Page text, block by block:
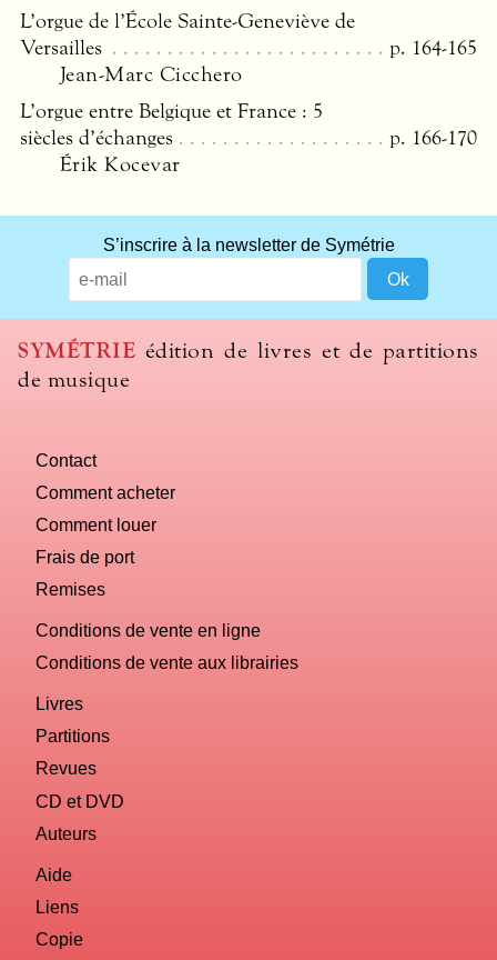
L’orgue de l’École Sainte-Geneviève de
Versailles
p. 164-165
Jean-Marc Cicchero
L’orgue entre Belgique et France : 5
siècles d’échanges
p. 166-170
Érik Kocevar
S’inscrire à la newsletter de Symétrie
SYMÉTRIE édition de livres et de partitions
de musique
Contact
Comment acheter
Comment louer
Frais de port
Remises
Conditions de vente en ligne
Conditions de vente aux librairies
Livres
Partitions
Revues
CD et DVD
Auteurs
Aide
Liens
Copie